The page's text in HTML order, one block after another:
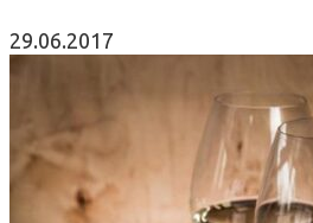
29.06.2017